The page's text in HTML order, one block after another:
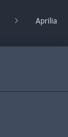
Aprilia